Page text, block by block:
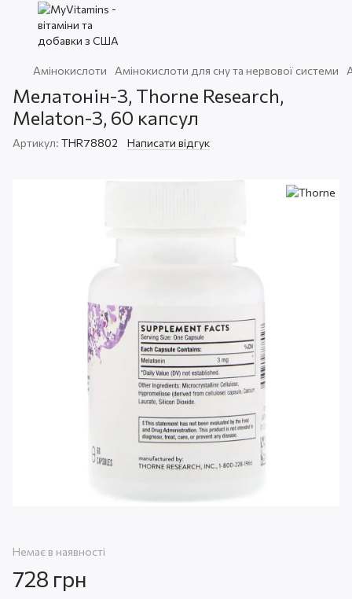
Амінокислоти Амінокислоти для сну та нервової системи
Мелатонін-3, Thorne Research,
Melaton-3, 60 капсул
Артикул: THR78802 Написати відгук
Немає в наявності
728 грн